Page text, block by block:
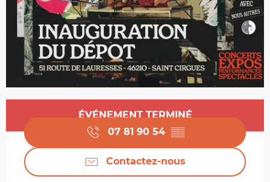
Ouverture et coordonnées
ÉVÉNEMENT TERMINÉ
07 81 90 54 ▒▒
Contactez-nous